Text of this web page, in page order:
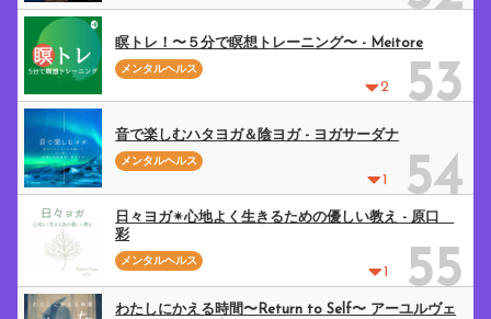
2 53
瞑トレ！〜５分で瞑想トレーニング〜 - Meitore
メンタルヘルス
1 54
音で楽しむハタヨガ＆陰ヨガ - ヨガサーダナ
メンタルヘルス
1 55
日々ヨガ✴︎心地よく生きるための優しい教え - 原口
彩
メンタルヘルス
わたしにかえる時間〜Return to Self〜 アーユルヴェ